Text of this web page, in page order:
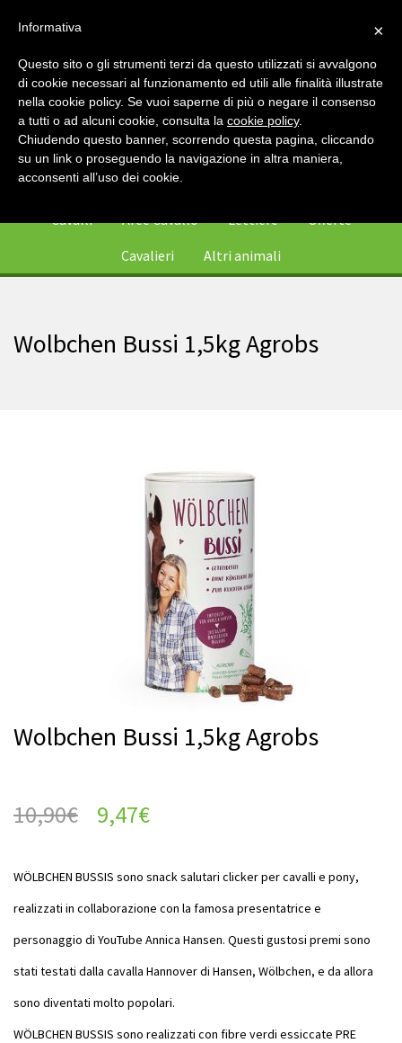
0
Cavalli Aree Cavallo Lettiere
Offerte
Cavalieri
Altri animali
Wolbchen Bussi 1,5kg Agrobs
Wolbchen Bussi 1,5kg Agrobs
10,90€ 9,47€
WÖLBCHEN BUSSIS sono snack salutari clicker per cavalli e pony,
realizzati in collaborazione con la famosa presentatrice e
personaggio di YouTube Annica Hansen. Questi gustosi premi sono
stati testati dalla cavalla Hannover di Hansen, Wölbchen, e da allora
sono diventati molto popolari.
WÖLBCHEN BUSSIS sono realizzati con fibre verdi essiccate PRE
×
Informativa
Questo sito o gli strumenti terzi da questo utilizzati si avvalgono
di cookie necessari al funzionamento ed utili alle finalità illustrate
nella cookie policy. Se vuoi saperne di più o negare il consenso
a tutti o ad alcuni cookie, consulta la cookie policy.
Chiudendo questo banner, scorrendo questa pagina, cliccando
su un link o proseguendo la navigazione in altra maniera,
acconsenti all’uso dei cookie.